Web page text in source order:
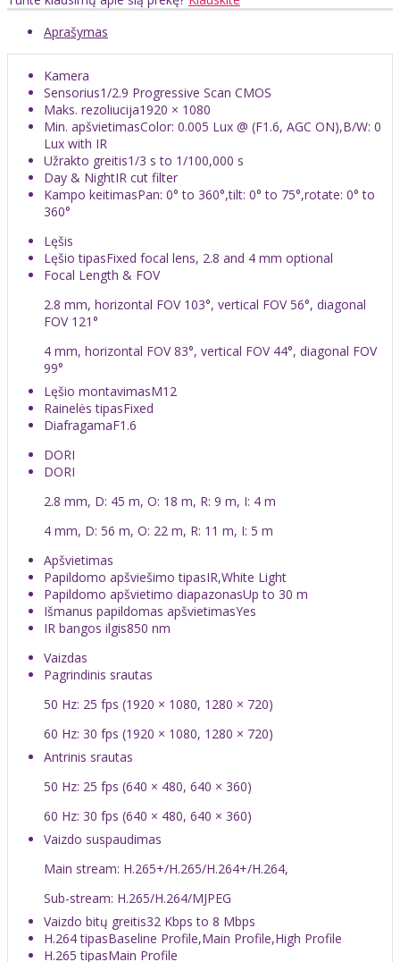
Aprašymas
Kamera
Sensorius1/2.9 Progressive Scan CMOS
Maks. rezoliucija1920 × 1080
Min. apšvietimasColor: 0.005 Lux @ (F1.6, AGC ON),B/W: 0
Lux with IR
Užrakto greitis1/3 s to 1/100,000 s
Day & NightIR cut filter
Kampo keitimasPan: 0° to 360°,tilt: 0° to 75°,rotate: 0° to
360°
Lęšis
Lęšio tipasFixed focal lens, 2.8 and 4 mm optional
Focal Length & FOV
2.8 mm, horizontal FOV 103°, vertical FOV 56°, diagonal
FOV 121°
4 mm, horizontal FOV 83°, vertical FOV 44°, diagonal FOV
99°
Lęšio montavimasM12
Rainelės tipasFixed
DiafragamaF1.6
DORI
DORI
2.8 mm, D: 45 m, O: 18 m, R: 9 m, I: 4 m
4 mm, D: 56 m, O: 22 m, R: 11 m, I: 5 m
Apšvietimas
Papildomo apšviešimo tipasIR,White Light
Papildomo apšvietimo diapazonasUp to 30 m
Išmanus papildomas apšvietimasYes
IR bangos ilgis850 nm
Vaizdas
Pagrindinis srautas
50 Hz: 25 fps (1920 × 1080, 1280 × 720)
60 Hz: 30 fps (1920 × 1080, 1280 × 720)
Antrinis srautas
50 Hz: 25 fps (640 × 480, 640 × 360)
60 Hz: 30 fps (640 × 480, 640 × 360)
Vaizdo suspaudimas
Main stream: H.265+/H.265/H.264+/H.264,
Sub-stream: H.265/H.264/MJPEG
Vaizdo bitų greitis32 Kbps to 8 Mbps
H.264 tipasBaseline Profile,Main Profile,High Profile
H.265 tipasMain Profile